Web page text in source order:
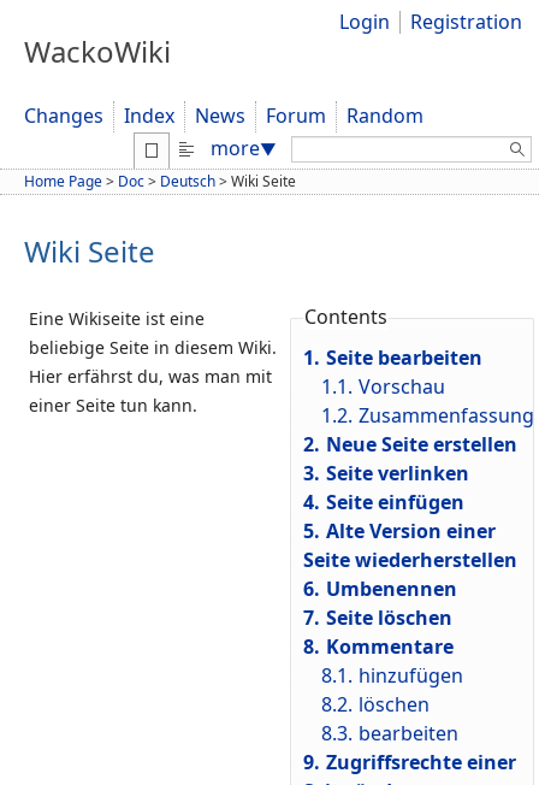
WackoWiki
Login Registration
Changes Index News Forum
Random
more▼ Search:
Home Page> Doc> Deutsch>Wiki Seite
Wiki Seite
Eine Wikiseite ist eine
beliebige Seite in diesem Wiki.
Hier erfährst du, was man mit
einer Seite tun kann.
Contents
1. Seite bearbeiten
1.1. Vorschau
1.2. Zusammenfassung
2. Neue Seite erstellen
3. Seite verlinken
4. Seite einfügen
5. Alte Version einer
Seite wiederherstellen
6. Umbenennen
7. Seite löschen
8. Kommentare
8.1. hinzufügen
8.2. löschen
8.3. bearbeiten
9. Zugriffsrechte einer